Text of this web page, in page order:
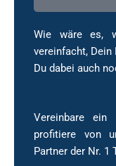
Wie wäre es,
vereinfacht, Dein
Du dabei auch
Vereinbare ein
profitiere von
Partner der Nr. 1